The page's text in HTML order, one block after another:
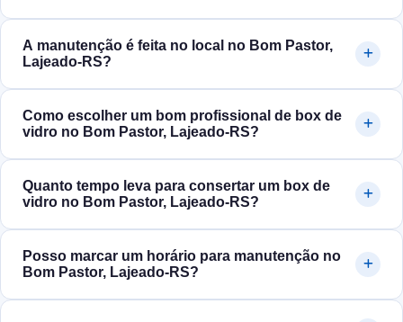
A manutenção é feita no local no Bom Pastor,
Lajeado‑RS?
Como escolher um bom profissional de box de
vidro no Bom Pastor, Lajeado‑RS?
Quanto tempo leva para consertar um box de
vidro no Bom Pastor, Lajeado‑RS?
Posso marcar um horário para manutenção no
Bom Pastor, Lajeado‑RS?